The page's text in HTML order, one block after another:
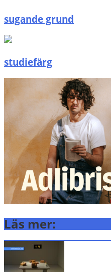
sugande grund
studiefärg
Läs mer: